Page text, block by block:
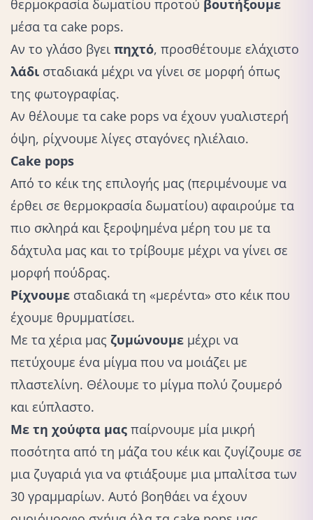
θερμοκρασία δωματίου προτού βουτήξουμε
μέσα τα cake pops.
Αν το γλάσο βγει πηχτό, προσθέτουμε ελάχιστο
λάδι σταδιακά μέχρι να γίνει σε μορφή όπως
της φωτογραφίας.
Αν θέλουμε τα cake pops να έχουν γυαλιστερή
όψη, ρίχνουμε λίγες σταγόνες ηλιέλαιο.
Cake pops
Από το κέικ της επιλογής μας (περιμένουμε να
έρθει σε θερμοκρασία δωματίου) αφαιρούμε τα
πιο σκληρά και ξεροψημένα μέρη του με τα
δάχτυλα μας και το τρίβουμε μέχρι να γίνει σε
μορφή πούδρας.
Ρίχνουμε σταδιακά τη «μερέντα» στο κέικ που
έχουμε θρυμματίσει.
Με τα χέρια μας ζυμώνουμε μέχρι να
πετύχουμε ένα μίγμα που να μοιάζει με
πλαστελίνη. Θέλουμε το μίγμα πολύ ζουμερό
και εύπλαστο.
Με τη χούφτα μας παίρνουμε μία μικρή
ποσότητα από τη μάζα του κέικ και ζυγίζουμε σε
μια ζυγαριά για να φτιάξουμε μια μπαλίτσα των
30 γραμμαρίων. Αυτό βοηθάει να έχουν